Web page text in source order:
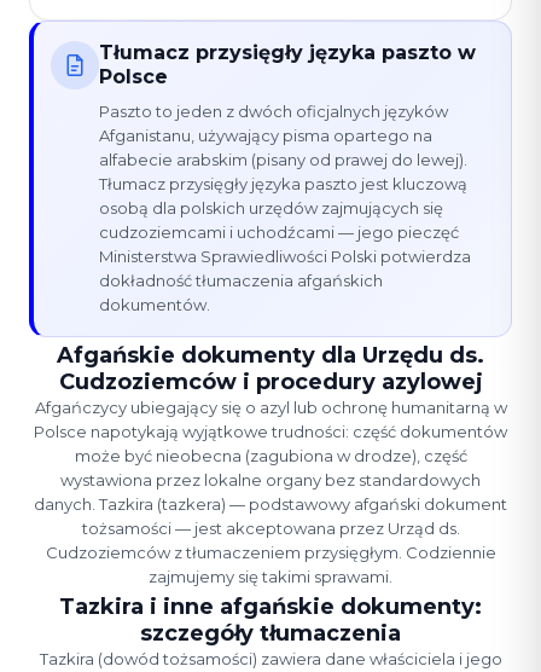
Tłumacz przysięgły języka paszto w
Polsce
Paszto to jeden z dwóch oficjalnych języków
Afganistanu, używający pisma opartego na
alfabecie arabskim (pisany od prawej do lewej).
Tłumacz przysięgły języka paszto jest kluczową
osobą dla polskich urzędów zajmujących się
cudzoziemcami i uchodźcami — jego pieczęć
Ministerstwa Sprawiedliwości Polski potwierdza
dokładność tłumaczenia afgańskich
dokumentów.
Afgańskie dokumenty dla Urzędu ds.
Cudzoziemców i procedury azylowej
Afgańczycy ubiegający się o azyl lub ochronę humanitarną w
Polsce napotykają wyjątkowe trudności: część dokumentów
może być nieobecna (zagubiona w drodze), część
wystawiona przez lokalne organy bez standardowych
danych. Tazkira (tazkera) — podstawowy afgański dokument
tożsamości — jest akceptowana przez Urząd ds.
Cudzoziemców z tłumaczeniem przysięgłym. Codziennie
zajmujemy się takimi sprawami.
Tazkira i inne afgańskie dokumenty:
szczegóły tłumaczenia
Tazkira (dowód tożsamości) zawiera dane właściciela i jego